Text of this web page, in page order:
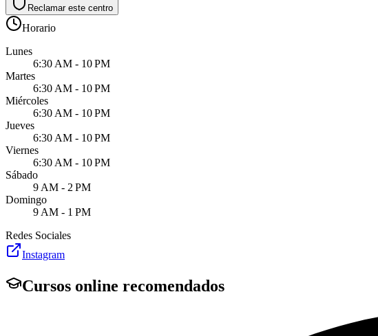
Reclamar este centro
Horario
Lunes
6:30 AM - 10 PM
Martes
6:30 AM - 10 PM
Miércoles
6:30 AM - 10 PM
Jueves
6:30 AM - 10 PM
Viernes
6:30 AM - 10 PM
Sábado
9 AM - 2 PM
Domingo
9 AM - 1 PM
Redes Sociales
Instagram
Cursos online recomendados